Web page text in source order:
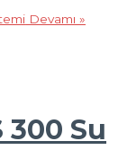
Devamı »
300 Su